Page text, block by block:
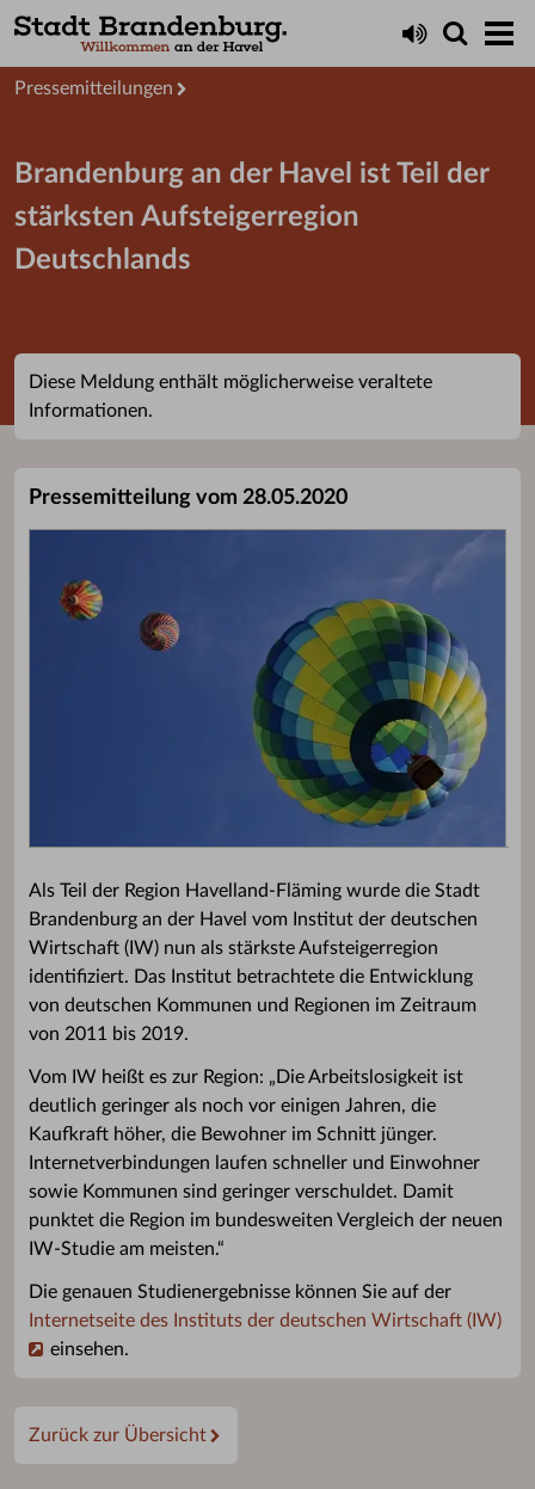
Presseservice
Pressemitteilungen
Brandenburg an der Havel ist Teil der
stärksten Aufsteigerregion
Deutschlands
Diese Meldung enthält möglicherweise veraltete
Informationen.
Pressemitteilung vom 28.05.2020
Als Teil der Region Havelland-Fläming wurde die Stadt
Brandenburg an der Havel vom Institut der deutschen
Wirtschaft (IW) nun als stärkste Aufsteigerregion
identifiziert. Das Institut betrachtete die Entwicklung
von deutschen Kommunen und Regionen im Zeitraum
von 2011 bis 2019.
Vom IW heißt es zur Region: „Die Arbeitslosigkeit ist
deutlich geringer als noch vor einigen Jahren, die
Kaufkraft höher, die Bewohner im Schnitt jünger.
Internetverbindungen laufen schneller und Einwohner
sowie Kommunen sind geringer verschuldet. Damit
punktet die Region im bundesweiten Vergleich der neuen
IW-Studie am meisten.“
Die genauen Studienergebnisse können Sie auf der
Internetseite des Instituts der deutschen Wirtschaft (IW)
einsehen.
Zurück zur Übersicht